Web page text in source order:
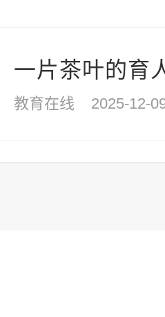
一片茶叶的育
教育在线 2025-12-